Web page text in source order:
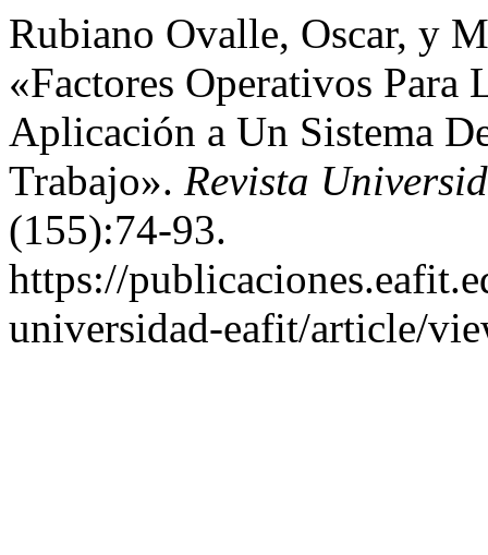
Rubiano Ovalle, Oscar, y
«Factores Operativos Para
Aplicación a Un Sistema
Trabajo». Revista
(155):74-93.
https://
universidad-eafit/article/